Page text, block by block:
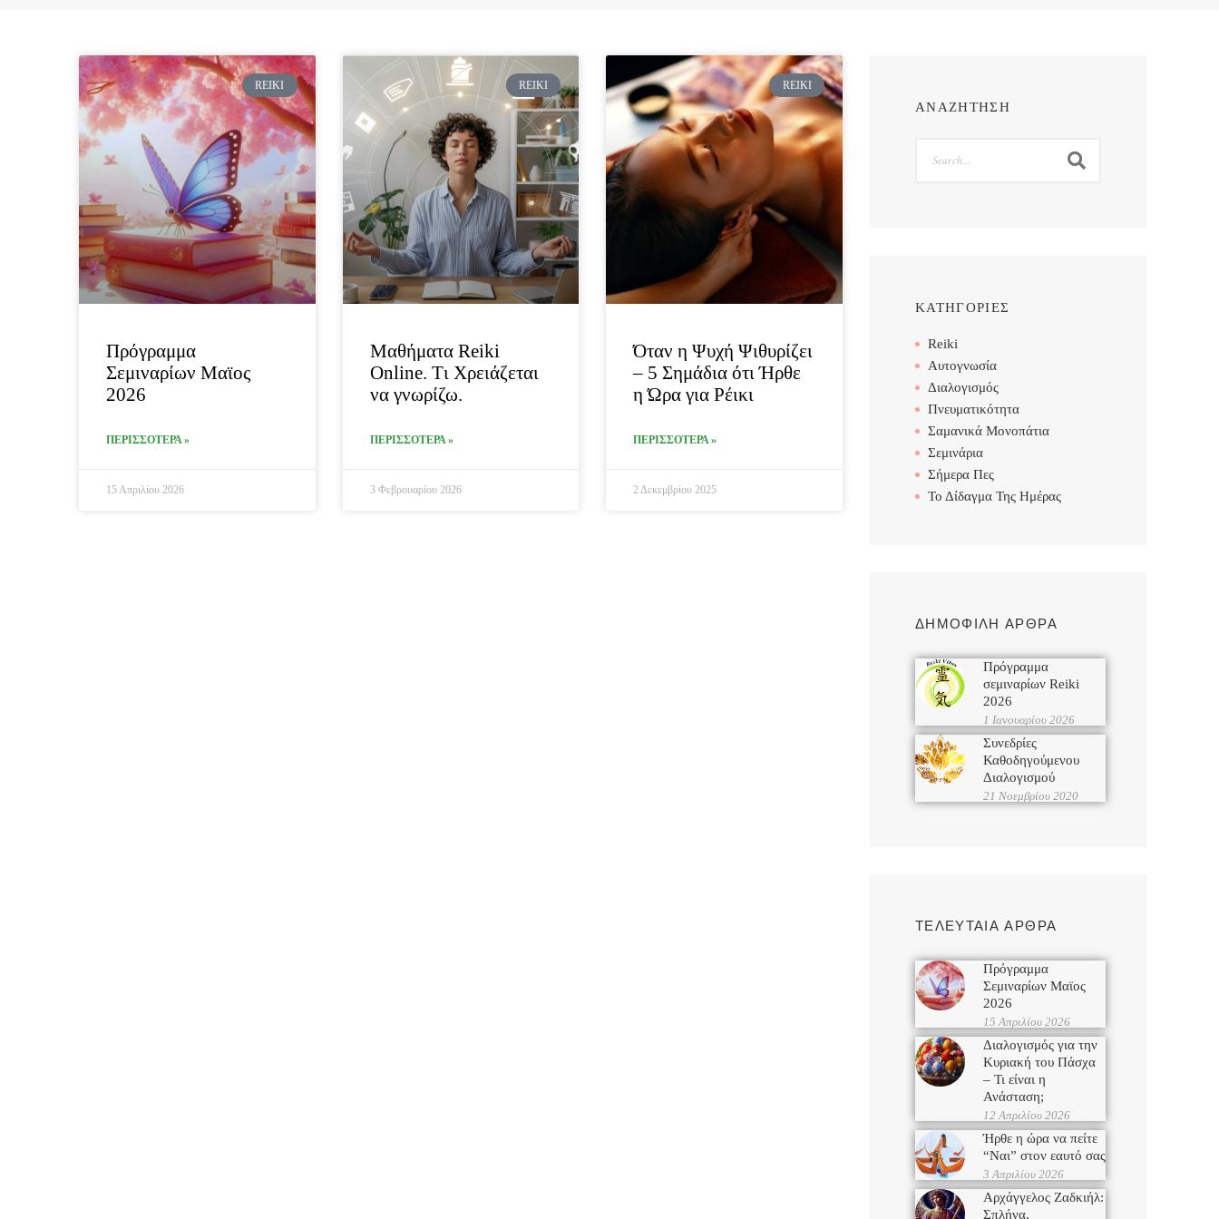
REIKI
Πρόγραμμα
Σεμιναρίων Μαϊος
2026
ΠΕΡΙΣΣΟΤΕΡΑ »
15 Απριλίου 2026
REIKI
Μαθήματα Reiki
Online. Tι Χρειάζεται
να γνωρίζω.
ΠΕΡΙΣΣΟΤΕΡΑ »
3 Φεβρουαρίου 2026
REIKI
Όταν η Ψυχή Ψιθυρίζει
– 5 Σημάδια ότι Ήρθε
η Ώρα για Ρέικι
ΠΕΡΙΣΣΟΤΕΡΑ »
2 Δεκεμβρίου 2025
ΑΝΑΖΗΤΗΣΗ
ΚΑΤΗΓΟΡΙΕΣ
Reiki
Αυτογνωσία
Διαλογισμός
Πνευματικότητα
Σαμανικά Μονοπάτια
Σεμινάρια
Σήμερα Πες
Το Δίδαγμα Της Ημέρας
ΔΗΜΟΦΙΛΗ ΑΡΘΡΑ
Πρόγραμμα
σεμιναρίων Reiki
2026
1 Ιανουαρίου 2026
Συνεδρίες
Καθοδηγούμενου
Διαλογισμού
21 Νοεμβρίου 2020
ΤΕΛΕΥΤΑΙΑ ΑΡΘΡΑ
Πρόγραμμα
Σεμιναρίων Μαϊος
2026
15 Απριλίου 2026
Διαλογισμός για την
Κυριακή του Πάσχα
– Τι είναι η
Ανάσταση;
12 Απριλίου 2026
Ήρθε η ώρα να πείτε
“Ναι” στον εαυτό σας
3 Απριλίου 2026
Αρχάγγελος Ζαδκιήλ:
Σπλήνα,